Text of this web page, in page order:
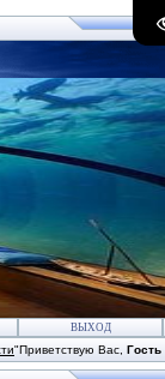
ВЫХОД
"Приветствую Вас Гость